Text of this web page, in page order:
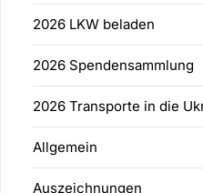
2026 LKW beladen
2026 Spendensammlung
2026 Transporte in die
Allgemein
Auszeichnungen